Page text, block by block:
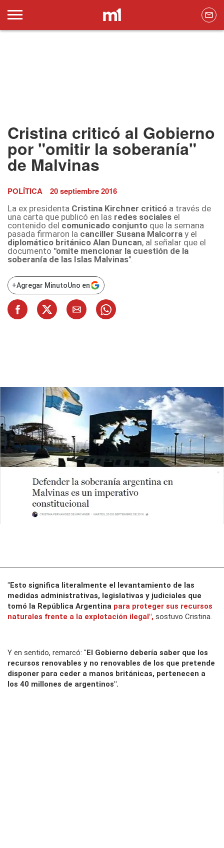
Cristina criticó al Gobierno
por "omitir la soberanía"
de Malvinas
POLÍTICA 20 septiembre 2016
La ex presidenta Cristina Kirchner criticó a través de
una carta que publicó en las redes sociales el
contenido del comunicado conjunto que la semana
pasada firmaron la canciller Susana Malcorra y el
diplomático británico Alan Duncan, al señalar que el
documento "omite mencionar la cuestión de la
soberanía de las Islas Malvinas".
+Agregar MinutoUno en
"Esto significa literalmente el levantamiento de las
medidas administrativas, legislativas y judiciales que
tomó la República Argentina para proteger sus recursos
naturales frente a la explotación ilegal", sostuvo Cristina.
Y en sentido, remarcó: "El Gobierno debería saber que los
recursos renovables y no renovables de los que pretende
disponer para ceder a manos británicas, pertenecen a
los 40 millones de argentinos".